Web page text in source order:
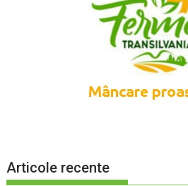
Articole recente